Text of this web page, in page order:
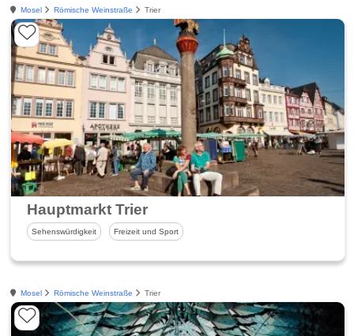
Mosel Römische Weinstraße Trier
Hauptmarkt Trier
Sehenswürdigkeit Freizeit und Sport
Mosel Römische Weinstraße Trier